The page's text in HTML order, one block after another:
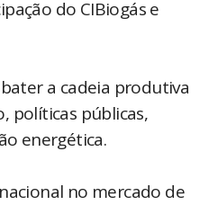
do CIBiogás e
a cadeia produtiva
políticas públicas,
energética.
no mercado de